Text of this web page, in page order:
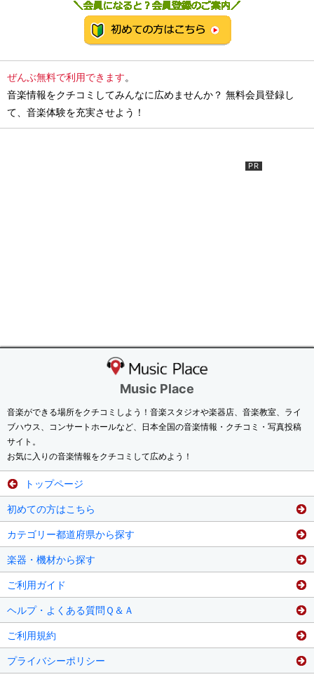
ぜんぶ無料で利用できます。
音楽情報をクチコミしてみんなに広めませんか？ 無料会員登録し
て、音楽体験を充実させよう！
Music Place
音楽ができる場所をクチコミしよう！音楽スタジオや楽器店、音楽教室、ライ
ブハウス、コンサートホールなど、日本全国の音楽情報・クチコミ・写真投稿
サイト。
お気に入りの音楽情報をクチコミして広めよう！
トップページ
初めての方はこちら
カテゴリー都道府県から探す
楽器・機材から探す
ご利用ガイド
ヘルプ・よくある質問Ｑ＆Ａ
ご利用規約
プライバシーポリシー